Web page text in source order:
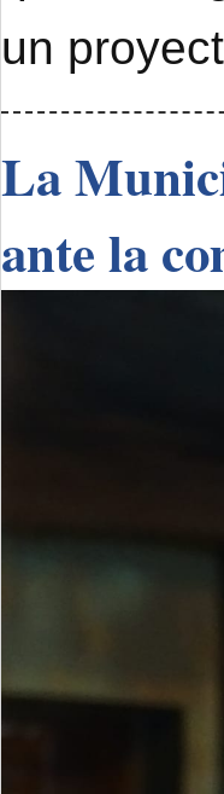
un
La
ante la